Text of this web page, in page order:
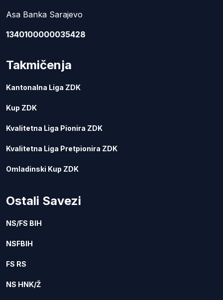
Asa Banka Sarajevo
1340100000035428
Takmičenja
Kantonalna Liga ZDK
Kup ZDK
Kvalitetna Liga Pionira ZDK
Kvalitetna Liga Pretpionira ZDK
Omladinski Kup ZDK
Ostali Savezi
NS/FS BIH
NSFBIH
FS RS
NS HNK/Ž